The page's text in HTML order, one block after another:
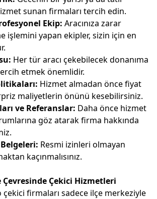
sunan firmaları tercih edin.
Ekip: Aracınıza zarar
işlemini yapan ekipler, sizin için en
Her tür aracı çekebilecek donanıma
etmek önemlidir.
Hizmet almadan önce fiyat
maliyetlerin önünü kesebilirsiniz.
ve Referanslar: Daha önce hizmet
göz atarak firma hakkında
Resmi izinleri olmayan
kaçınmalısınız.
Çekici Hizmetleri
firmaları sadece ilçe merkeziyle